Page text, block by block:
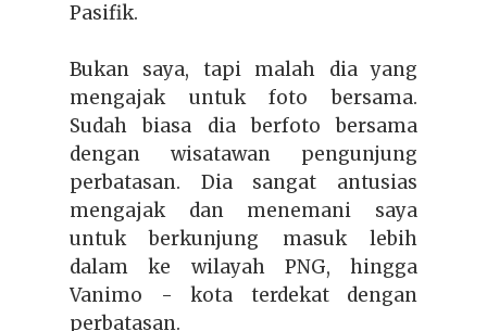
Pasifik.
Bukan saya, tapi malah dia yang
mengajak untuk foto bersama.
Sudah biasa dia berfoto bersama
dengan wisatawan pengunjung
perbatasan. Dia sangat antusias
mengajak dan menemani saya
untuk berkunjung masuk lebih
dalam ke wilayah PNG, hingga
Vanimo - kota terdekat dengan
perbatasan.